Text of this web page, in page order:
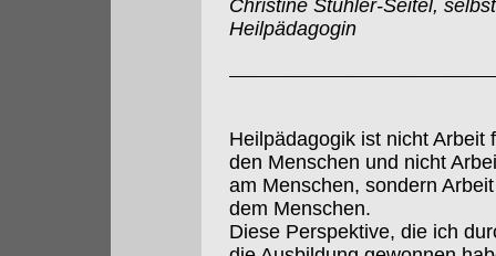
Christine Stuhler-Seitel,
Heilpädagogin
Heilpädagogik ist nicht Arbeit
den Menschen und nicht
am Menschen, sondern
dem Menschen.
Diese Perspektive, die ich